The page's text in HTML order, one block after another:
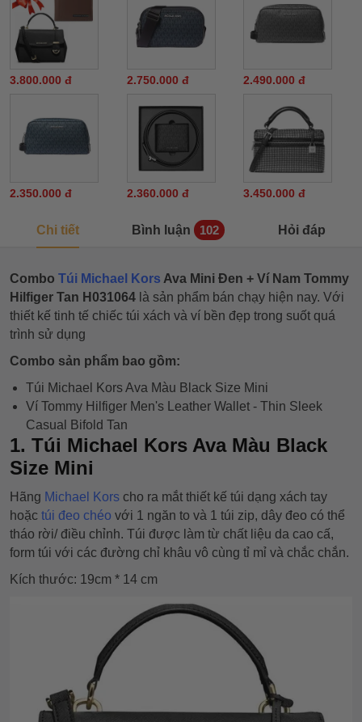
3.800.000 đ 2.750.000 đ 2.490.000 đ
2.350.000 đ 2.360.000 đ 3.450.000 đ
Chi tiết Bình luận 102 Hỏi đáp
Combo Túi Michael Kors Ava Mini Đen + Ví Nam Tommy
Hilfiger Tan H031064 là sản phẩm bán chạy hiện nay. Với
thiết kế tinh tế chiếc túi xách và ví bền đẹp trong suốt quá
trình sử dụng
Combo sản phẩm bao gồm:
Túi Michael Kors Ava Màu Black Size Mini
Ví Tommy Hilfiger Men's Leather Wallet - Thin Sleek
Casual Bifold Tan
1. Túi Michael Kors Ava Màu Black
Size Mini
Hãng Michael Kors cho ra mắt thiết kế túi dạng xách tay
hoặc túi đeo chéo với 1 ngăn to và 1 túi zip, dây đeo có thể
tháo rời/ điều chỉnh. Túi được làm từ chất liệu da cao cấ,
form túi với các đường chỉ khâu vô cùng tỉ mỉ và chắc chắn.
Kích thước: 19cm * 14 cm